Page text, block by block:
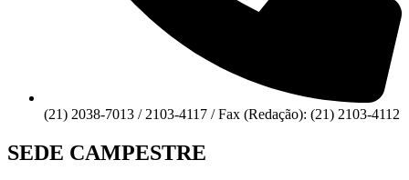
(21) 2038-7013 / 2103-4117 / Fax (Redação): (21) 2103-4112
SEDE CAMPESTRE